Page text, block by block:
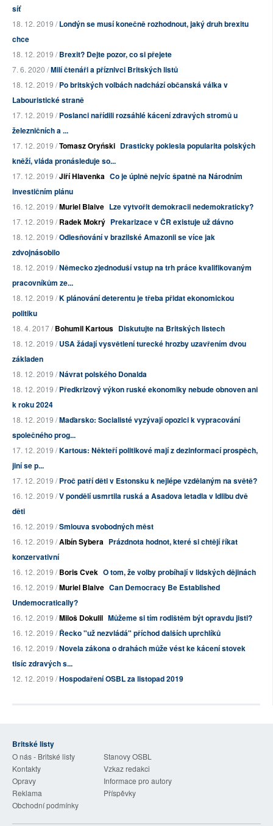
síť
18. 12. 2019 /Londýn se musí konečně rozhodnout, jaký druh brexitu
chce
18. 12. 2019 /Brexit? Dejte pozor, co si přejete
7. 6. 2020 /Milí čtenáři a příznivci Britských listů
18. 12. 2019 /Po britských volbách nadchází občanská válka v
Labouristické straně
17. 12. 2019 /Poslanci nařídili rozsáhlé kácení zdravých stromů u
železničních a ...
17. 12. 2019 /Tomasz Oryński Drasticky poklesla popularita polských
kněží, vláda pronásleduje so...
17. 12. 2019 /Jiří Hlavenka Co je úplně nejvíc špatně na Národním
investičním plánu
16. 12. 2019 /Muriel Blaive Lze vytvořit demokracii nedemokraticky?
17. 12. 2019 /Radek Mokrý Prekarizace v ČR existuje už dávno
18. 12. 2019 /Odlesňování v brazilské Amazonii se více jak
zdvojnásobilo
18. 12. 2019 /Německo zjednoduší vstup na trh práce kvalifikovaným
pracovníkům ze...
18. 12. 2019 /K plánování deterentu je třeba přidat ekonomickou
politiku
18. 4. 2017 /Bohumil Kartous Diskutujte na Britských listech
18. 12. 2019 /USA žádají vysvětlení turecké hrozby uzavřením dvou
základen
18. 12. 2019 /Návrat polského Donalda
18. 12. 2019 /Předkrizový výkon ruské ekonomiky nebude obnoven ani
k roku 2024
18. 12. 2019 /Maďarsko: Socialisté vyzývají opozici k vypracování
společného prog...
17. 12. 2019 /Kartous: Někteří politikové mají z dezinformací prospěch,
jiní se p...
17. 12. 2019 /Proč patří děti v Estonsku k nejlépe vzdělaným na světě?
16. 12. 2019 /V pondělí usmrtila ruská a Asadova letadla v Idlibu dvě
děti
16. 12. 2019 /Smlouva svobodných měst
16. 12. 2019 /Albín Sybera Prázdnota hodnot, které si chtějí říkat
konzervativní
16. 12. 2019 /Boris Cvek O tom, že volby probíhají v lidských dějinách
16. 12. 2019 /Muriel Blaive Can Democracy Be Established
Undemocratically?
16. 12. 2019 /Miloš Dokulil Můžeme si tím rodištěm být opravdu jisti?
16. 12. 2019 /Řecko "už nezvládá" příchod dalších uprchlíků
16. 12. 2019 /Novela zákona o drahách může vést ke kácení stovek
tisíc zdravých s...
12. 12. 2019 /Hospodaření OSBL za listopad 2019
Britské listy
O nás - Britské listy
Stanovy OSBL
Kontakty
Vzkaz redakci
Opravy
Informace pro autory
Reklama
Příspěvky
Obchodní podmínky